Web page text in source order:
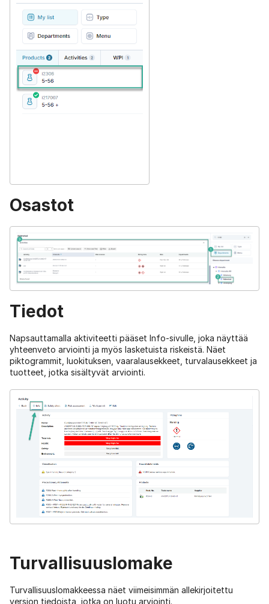
Osastot
Tiedot
Napsauttamalla aktiviteetti pääset Info-sivulle, joka näyttää
yhteenveto arviointi ja myös lasketuista riskeistä. Näet
piktogrammit, luokituksen, vaaralausekkeet, turvalausekkeet ja
tuotteet, jotka sisältyvät arviointi.
Turvallisuuslomake
Turvallisuuslomakkeessa näet viimeisimmän allekirjoitettu
version tiedoista, jotka on luotu arviointi.